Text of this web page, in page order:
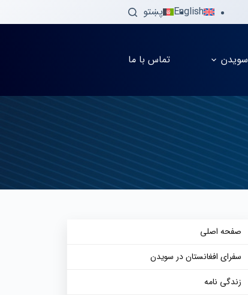
English پښتو
سویدن تماس با ما
صفحه اصلی
سفرای افغانستان در سویدن
زندگی نامه